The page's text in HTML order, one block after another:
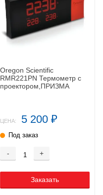
Oregon Scientific
RMR221PN Термометр с
проектором,ПРИЗМА
ЦЕНА: 5 200 ₽
Под заказ
- +
Заказать